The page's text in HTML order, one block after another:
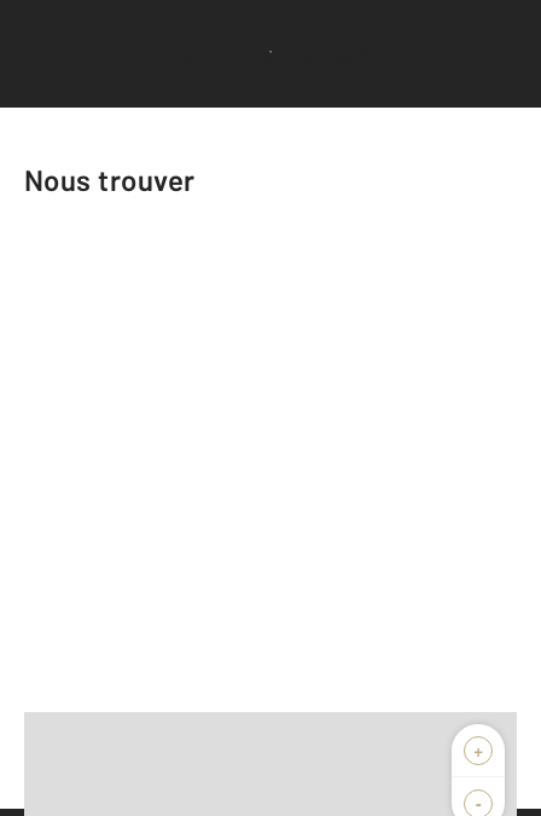
Voir tous les avis clients
Nous trouver
+
-